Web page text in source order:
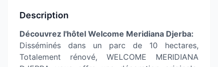
Description
Découvrez l'hôtel Welcome Meridiana Djerba:
Disséminés dans un parc de 10 hectares,
Totalement rénové, WELCOME MERIDIANA